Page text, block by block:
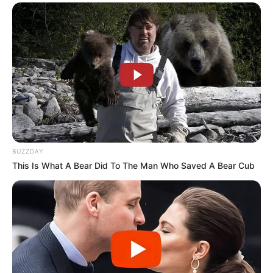
στάδιο από τη διαδικασία;
Όχι. Όλη η διαδικασία είναι απολύτως
δωρεάν για τους πολίτες – τόσο η επίσκεψη
στα φαρμακεία, όσο και η αποστολή και λήψη
SMS.
Υπάρχει κάποια παρουσίαση με τις
διαδικασίες αυτές βήμα – βήμα;
Μπορείτε να αναζητήσετε κάθε λεπτομέρεια
Περισσότερα νέα από την Εύβοια
Η δίδυμη παραλία-έκπληξη της Εύβοιας: Μια
λωρίδα άμμου με θάλασσα και στις δύο
BUZZDAY
This Is What A Bear Did To The Man Who Saved A Bear Cub